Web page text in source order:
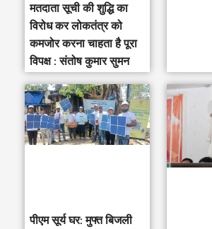
मतदाता सूची की शुद्धि का
विरोध कर लोकतंत्र को
कमजोर करना चाहता है पूरा
विपक्ष : संतोष कुमार सुमन
पीएम सूर्य घर: मुफ्त बिजली